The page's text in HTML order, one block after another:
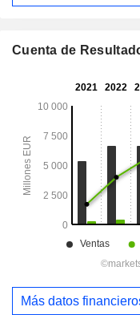
Cuenta de
Más datos